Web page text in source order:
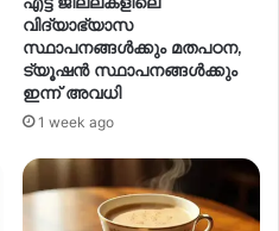
വിദ്യാഭ്യാസ
സ്ഥാപനങ്ങള്‍ക്കും മതപഠന,
ട്യൂഷന്‍ സ്ഥാപനങ്ങള്‍ക്കും
ഇന്ന് അവധി
1 week ago